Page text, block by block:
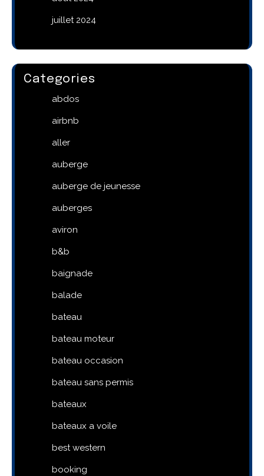
juillet 2024
Categories
abdos
airbnb
aller
auberge
auberge de jeunesse
auberges
aviron
b&b
baignade
balade
bateau
bateau moteur
bateau occasion
bateau sans permis
bateaux
bateaux a voile
best western
booking